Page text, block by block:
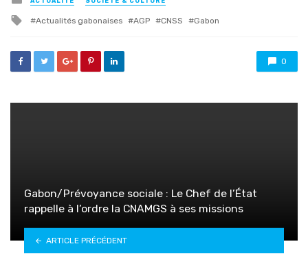
in
Tagged
Actualités gabonaises AGP CNSS Gabon
0
Gabon/Prévoyance sociale : Le Chef de l’État
rappelle à l’ordre la CNAMGS à ses missions
ARTICLE PRÉCÉDENT